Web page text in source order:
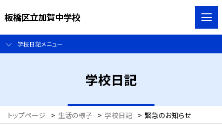
板橋区立加賀中学校
学校日記メニュー
学校日記
トップページ > 生活の様子 > 学校日記 > 緊急のお知らせ